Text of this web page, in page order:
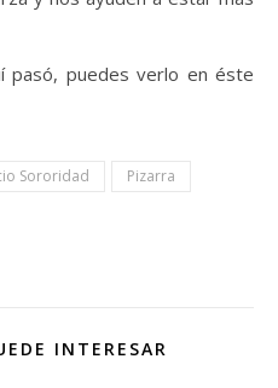
pasó, puedes verlo en éste
Sororidad
Pizarra
INTERESAR